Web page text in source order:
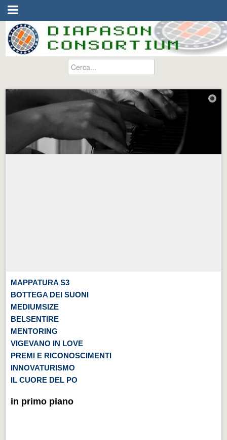
MAPPATURA S3
BOTTEGA DEI SUONI
MEDIUMSIZE
BELSENTIRE
MENTORING
VIGEVANO IN LOVE
PREMI E RICONOSCIMENTI
INNOVATURISMO
IL CUORE DEL PO
in primo piano